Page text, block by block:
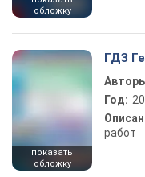
обложку
показать
обложку
ГДЗ
Год:
работ